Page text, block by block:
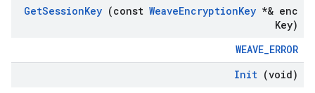
GetSessionKey (const WeaveEncryptionKey *& enc
Key)
WEAVE_ERROR
Init (void)